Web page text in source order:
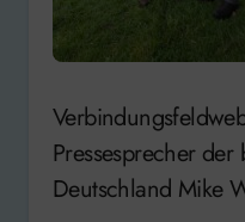
Pressesprecher
Deutschland Mike